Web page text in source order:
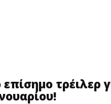
επίσημο τρέιλερ